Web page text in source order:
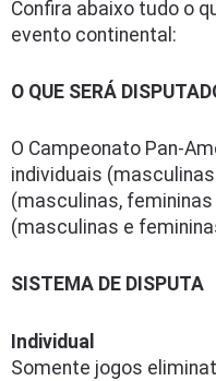
Confira abaixo tudo o
evento continental:
O QUE SERÁ
O Campeonato Pan-
individuais
(masculinas,
(masculinas e
SISTEMA DE DISPUTA
Individual
Somente jogos